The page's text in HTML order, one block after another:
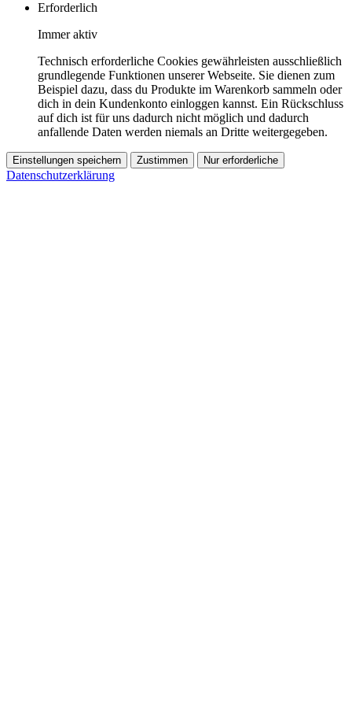
Erforderlich
Immer aktiv
Technisch erforderliche Cookies gewährleisten ausschließlich
grundlegende Funktionen unserer Webseite. Sie dienen zum
Beispiel dazu, dass du Produkte im Warenkorb sammeln oder
dich in dein Kundenkonto einloggen kannst. Ein Rückschluss
auf dich ist für uns dadurch nicht möglich und dadurch
anfallende Daten werden niemals an Dritte weitergegeben.
Einstellungen speichern Zustimmen Nur erforderliche
Datenschutzerklärung